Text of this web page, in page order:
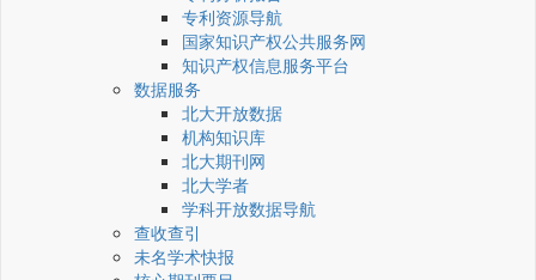
专利资源导航
国家知识产权公共服务网
知识产权信息服务平台
数据服务
北大开放数据
机构知识库
北大期刊网
北大学者
学科开放数据导航
查收查引
未名学术快报